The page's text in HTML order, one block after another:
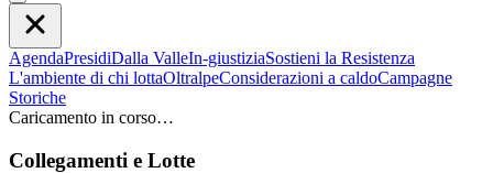
AgendaPresidiDalla ValleIn-giustiziaSostieni la Resistenza
L'ambiente di chi lottaOltralpeConsiderazioni a caldoCampagne
Storiche
Caricamento in corso…
Collegamenti e Lotte